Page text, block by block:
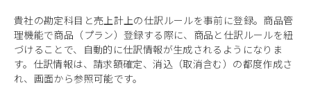
貴社の勘定科目と売上計上の仕訳ルールを事前に登録。商品管
理機能で商品（プラン）登録する際に、商品と仕訳ルールを紐
づけることで、自動的に仕訳情報が生成されるようになりま
す。仕訳情報は、請求額確定、消込（取消含む）の都度作成さ
れ、画面から参照可能です。